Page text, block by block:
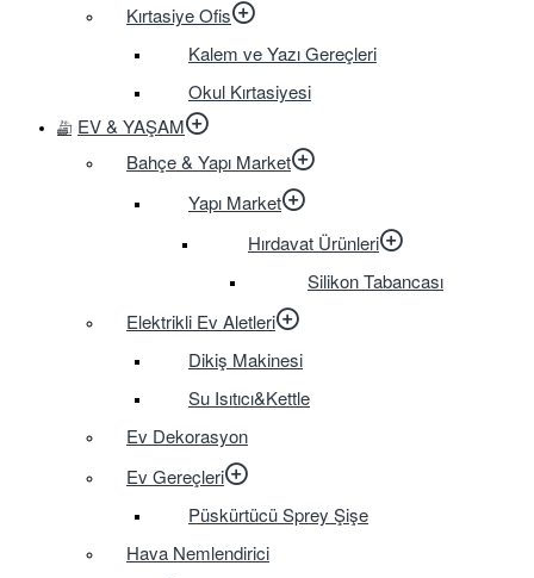
Kırtasiye Ofis
Kalem ve Yazı Gereçleri
Okul Kırtasiyesi
EV & YAŞAM
Bahçe & Yapı Market
Yapı Market
Hırdavat Ürünleri
Silikon Tabancası
Elektrikli Ev Aletleri
Dikiş Makinesi
Su Isıtıcı&Kettle
Ev Dekorasyon
Ev Gereçleri
Püskürtücü Sprey Şişe
Hava Nemlendirici